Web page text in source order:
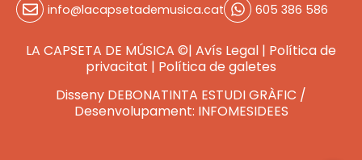
info@lacapsetademusica.cat 605 386 586
LA CAPSETA DE MÚSICA ©| Avís Legal | Política de
privacitat | Política de galetes
Disseny DEBONATINTA ESTUDI GRÀFIC /
Desenvolupament: INFOMESIDEES